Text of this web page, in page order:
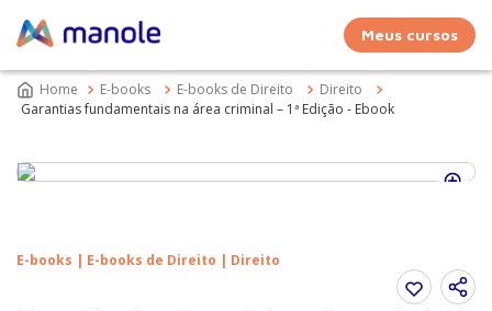
Meus cursos
E-books E-books de Direito
Direito
Garantias fundamentais na área criminal – 1ª Edição - Ebook
E-books | E-books de Direito | Direito